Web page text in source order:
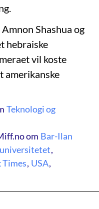
Shashua og
hebraiske
vil koste
amerikanske
Teknologi og
om Bar-Ilan
,
Times, USA,